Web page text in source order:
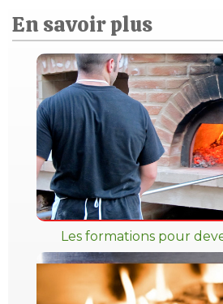
En savoir plus
Les formations pour